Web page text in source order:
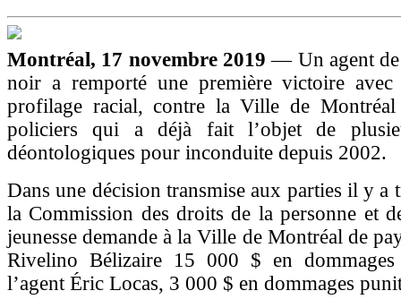
Montréal, 17 novembre 2019— Un agent
noir a remporté une première victoire
profilage racial, contre la Ville de
policiers qui a déjà fait l’objet de
déontologiques pour inconduite depuis 2002.
Dans une décision transmise aux parties il y a
la Commission des droits de la personne et
jeunesse demande à la Ville de Montréal de
Rivelino Bélizaire 15 000 $ en
l’agent Éric Locas, 3 000 $ en dommages